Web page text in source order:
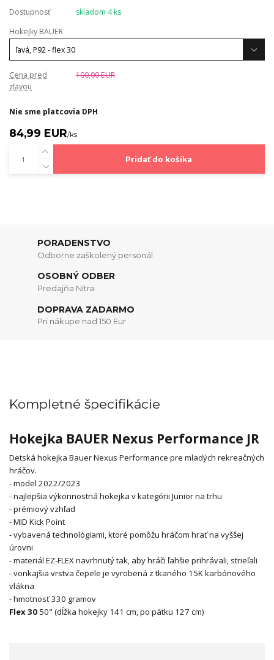
Dostupnosť
skladom 4 ks
Hokejky BAUER
Cena pred
zľavou
100,00 EUR
Nie sme platcovia DPH
84,99 EUR/ks
Pridať do košíka
PORADENSTVO
Odborne zaškolený personál
OSOBNÝ ODBER
Predajňa Nitra
DOPRAVA ZADARMO
Pri nákupe nad 150 Eur
Kompletné špecifikácie
Hokejka BAUER Nexus Performance JR
Detská hokejka Bauer Nexus Performance pre mladých rekreačných
hráčov.
- model 2022/2023
- najlepšia výkonnostná hokejka v kategórii Junior na trhu
- prémiový vzhľad
- MID Kick Point
- vybavená technológiami, ktoré pomôžu hráčom hrať na vyššej
úrovni
- materiál EZ-FLEX navrhnutý tak, aby hráči ľahšie prihrávali, strieľali
- vonkajšia vrstva čepele je vyrobená z tkaného 15K karbónového
vlákna
- hmotnosť 330 gramov
Flex 30 50" (dĺžka hokejky 141 cm, po pätku 127 cm)